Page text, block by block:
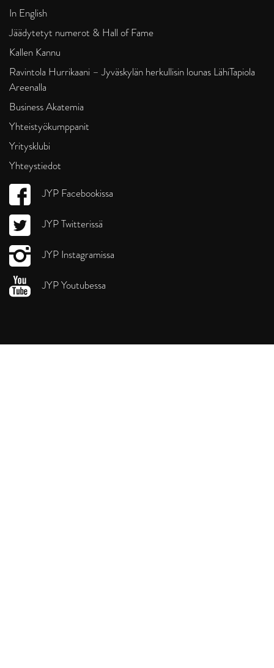
In English
Jäädytetyt numerot & Hall of Fame
Kallen Kannu
Ravintola Hurrikaani – Jyväskylän herkullisin lounas LähiTapiola
Areenalla
Business Akatemia
Yhteistyökumppanit
Yritysklubi
Yhteystiedot
JYP Facebookissa
JYP Twitterissä
JYP Instagramissa
JYP Youtubessa